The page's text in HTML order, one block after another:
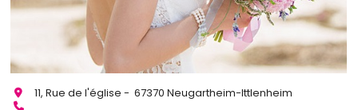
11, Rue de l'église - 67370 Neugartheim-Ittlenheim